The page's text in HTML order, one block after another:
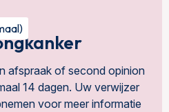
afspraak of second opinion
14 dagen. Uw verwijzer
voor meer informatie